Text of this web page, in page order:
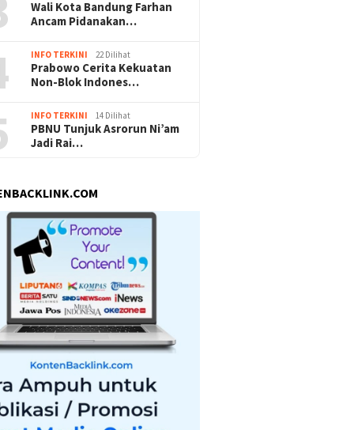
Wali Kota Bandung Farhan
Ancam Pidanakan…
INFO TERKINI 22 Dilihat
Prabowo Cerita Kekuatan
Non-Blok Indones…
INFO TERKINI 14 Dilihat
PBNU Tunjuk Asrorun Ni’am
Jadi Rai…